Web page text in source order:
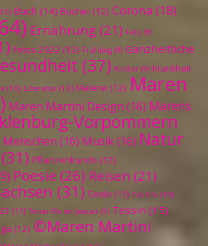
Buch (14) Bücher (12) Corona (18)
Ernährung (21) Foto (9)
Fotos 2022 (12) Frühling (9) Ganzheitliche
(37) Kinder (9) Krankheit
(10) Literatur (10) Malerei (12) Maren
Maren Martini Design (16) Marens
Vorpommern
Menschen (16) Musik(16) Natur
(31) Pflanzenkunde (12)
Poesie (26) Reisen (21)
(31) Seele (11) Tai Chi (10)
(11) Teneriffa im Januar (9) Tessin (15)
(12) ©Maren Martini